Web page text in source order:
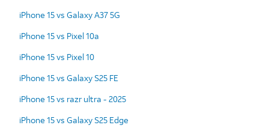
iPhone 15 vs Galaxy A37 5G
iPhone 15 vs Pixel 10a
iPhone 15 vs Pixel 10
iPhone 15 vs Galaxy S25 FE
iPhone 15 vs razr ultra - 2025
iPhone 15 vs Galaxy S25 Edge